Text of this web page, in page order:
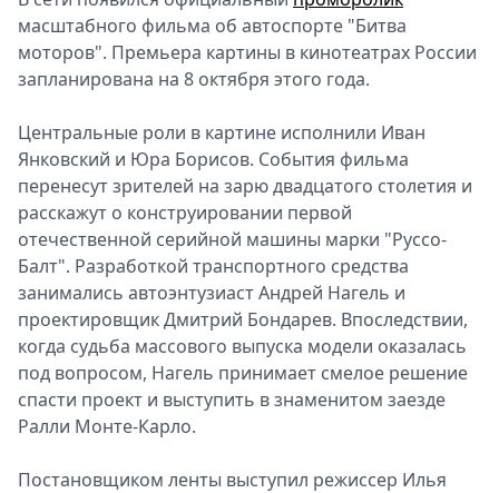
масштабного фильма об автоспорте "Битва
моторов". Премьера картины в кинотеатрах России
запланирована на 8 октября этого года.
Центральные роли в картине исполнили Иван
Янковский и Юра Борисов. События фильма
перенесут зрителей на зарю двадцатого столетия и
расскажут о конструировании первой
отечественной серийной машины марки "Руссо-
Балт". Разработкой транспортного средства
занимались автоэнтузиаст Андрей Нагель и
проектировщик Дмитрий Бондарев. Впоследствии,
когда судьба массового выпуска модели оказалась
под вопросом, Нагель принимает смелое решение
спасти проект и выступить в знаменитом заезде
Ралли Монте-Карло.
Постановщиком ленты выступил режиссер Илья